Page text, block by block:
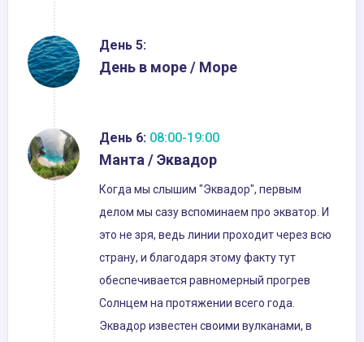
День 5:
День в море / Море
День 6: 08:00-19:00
Манта / Эквадор
Когда мы слышим "Эквадор", первым
делом мы сазу вспоминаем про экватор. И
это не зря, ведь линии проходит через всю
страну, и благодаря этому факту тут
обеспечивается равномерный прогрев
Солнцем на протяжении всего года.
Эквадор известен своими вулканами, в